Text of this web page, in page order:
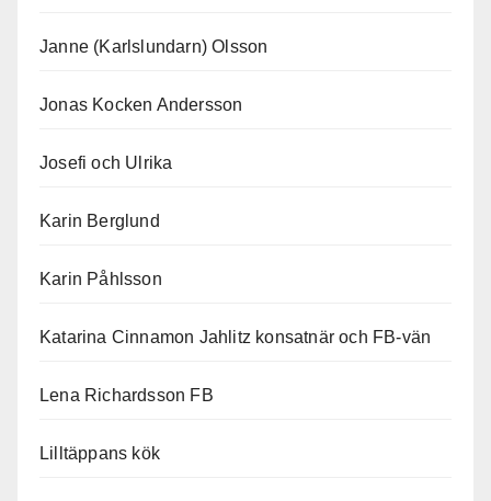
Janne (Karlslundarn) Olsson
Jonas Kocken Andersson
Josefi och Ulrika
Karin Berglund
Karin Påhlsson
Katarina Cinnamon Jahlitz konsatnär och FB-vän
Lena Richardsson FB
Lilltäppans kök